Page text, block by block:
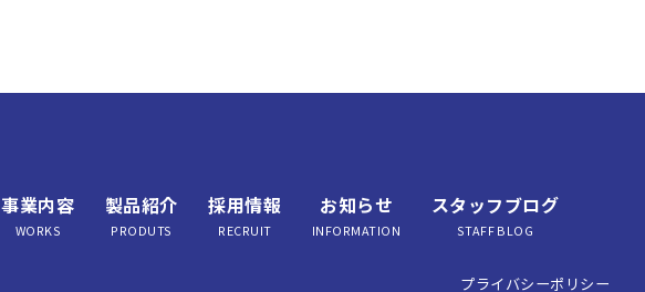
事業内容
WORKS
製品紹介
PRODUTS
採用情報
RECRUIT
お知らせ
INFORMATION
スタッフブログ
STAFF BLOG
プライバシーポリシー